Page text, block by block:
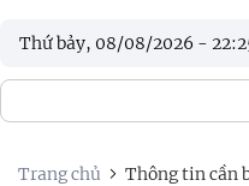
Thứ bảy, 08/08/2026 - 22:
Đào tổ chức chi trả đợt 1
Trang chủ Thông tin cần